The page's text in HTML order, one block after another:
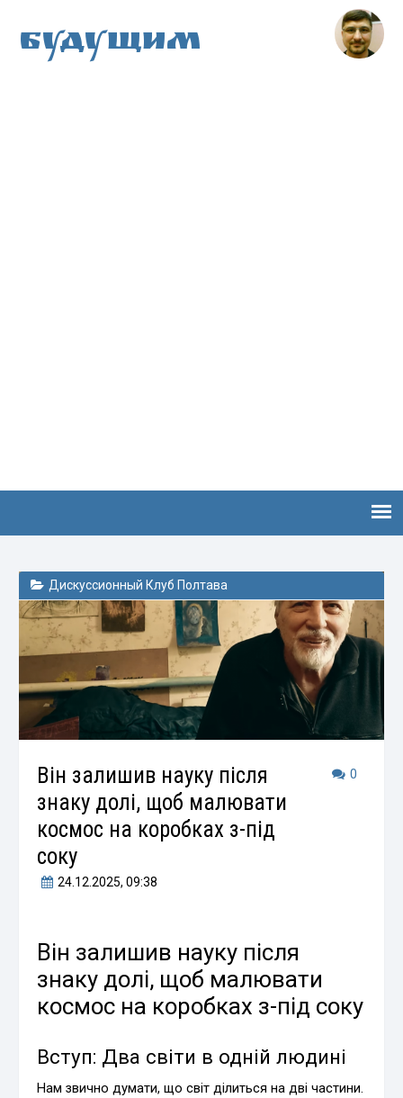
Будущим
Дискуссионный Клуб Полтава
0
Він залишив науку після
знаку долі, щоб малювати
космос на коробках з-під
соку
24.12.2025, 09:38
Він залишив науку після
знаку долі, щоб малювати
космос на коробках з-під соку
Вступ: Два світи в одній людині
Нам звично думати, що світ ділиться на дві частини.